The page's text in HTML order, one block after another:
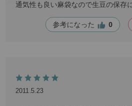
通気性も良い麻袋なので生豆の保存
参考になった 0
2011.5.23